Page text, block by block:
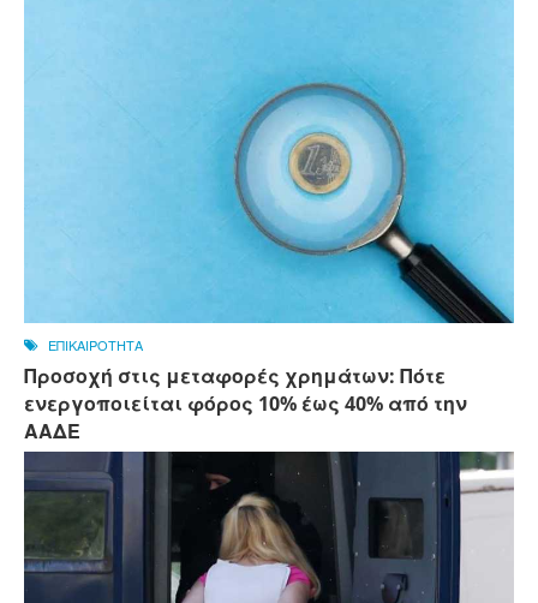
ΕΠΙΚΑΙΡΟΤΗΤΑ
Προσοχή στις μεταφορές χρημάτων: Πότε
ενεργοποιείται φόρος 10% έως 40% από την
ΑΑΔΕ